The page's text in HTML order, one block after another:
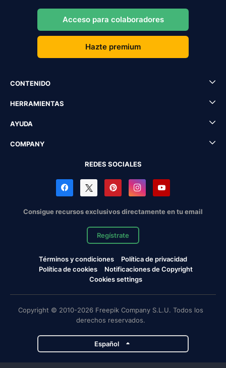
Acceso para colaboradores
Hazte premium
CONTENIDO
HERRAMIENTAS
AYUDA
COMPANY
REDES SOCIALES
Consigue recursos exclusivos directamente en tu email
Regístrate
Términos y condiciones
Política de privacidad
Política de cookies
Notificaciones de Copyright
Cookies settings
Copyright © 2010-2026 Freepik Company S.L.U. Todos los
derechos reservados.
Español